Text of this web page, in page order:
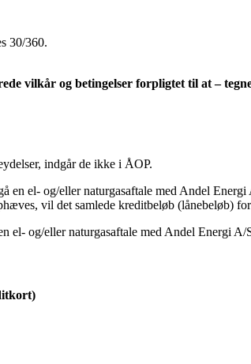
30/360.
vilkår og betingelser forpligtet til at –
indgår de ikke i ÅOP.
el- og/eller naturgasaftale med Andel
vil det samlede kreditbeløb (lånebeløb)
el- og/eller naturgasaftale med Andel Energi